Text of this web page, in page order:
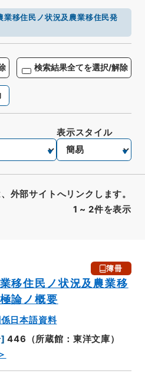
業移住民ノ状況及農業移住民発
検索結果全てを選択/解除
1 ~ 2件を表示
表示スタイル
外部サイトへリンクします。
簿冊
移住民ノ状況及農業移
論ノ概要
日本語資料
] 446（所蔵館：東洋文庫）